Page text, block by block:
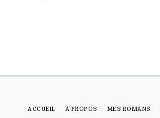
ACCUEIL À PROPOS MES ROMANS